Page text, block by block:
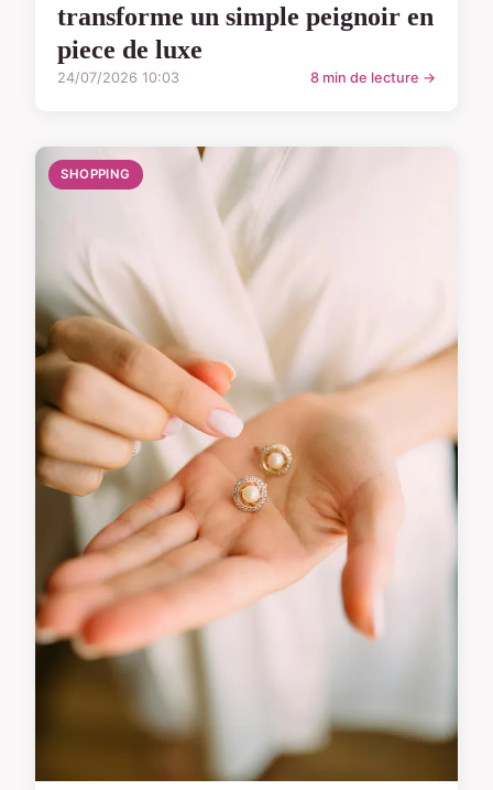
transforme un simple peignoir en
piece de luxe
24/07/2026 10:03 8 min de lecture →
SHOPPING